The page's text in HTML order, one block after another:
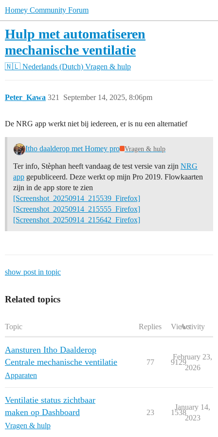
Homey Community Forum
Hulp met automatiseren
mechanische ventilatie
🇳🇱 Nederlands (Dutch) Vragen & hulp
Peter_Kawa September 14, 2025, 8:06pm
321
De NRG app werkt niet bij iedereen, er is nu een alternatief
Itho daalderop met Homey pro Vragen & hulp
Ter info, Stèphan heeft vandaag de test versie van zijn NRG
app gepubliceerd. Deze werkt op mijn Pro 2019. Flowkaarten
zijn in de app store te zien
[Screenshot_20250914_215539_Firefox]
[Screenshot_20250914_215555_Firefox]
[Screenshot_20250914_215642_Firefox]
show post in topic
Related topics
Topic Replies ViewsActivity
Aansturen Itho Daalderop
Centrale mechanische ventilatie
Apparaten
77 9129
February 23,
2026
Ventilatie status zichtbaar
maken op Dashboard
Vragen & hulp
23 1538
January 14,
2023